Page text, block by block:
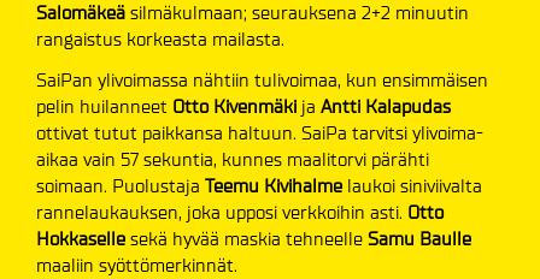
Salomäkeä silmäkulmaan; seurauksena 2+2 minuutin
rangaistus korkeasta mailasta.
SaiPan ylivoimassa nähtiin tulivoimaa, kun ensimmäisen
pelin huilanneet Otto Kivenmäki ja Antti Kalapudas
ottivat tutut paikkansa haltuun. SaiPa tarvitsi ylivoima-
aikaa vain 57 sekuntia, kunnes maalitorvi pärähti
soimaan. Puolustaja Teemu Kivihalme laukoi siniviivalta
rannelaukauksen, joka upposi verkkoihin asti. Otto
Hokkaselle sekä hyvää maskia tehneelle Samu Baulle
maaliin syöttömerkinnät.